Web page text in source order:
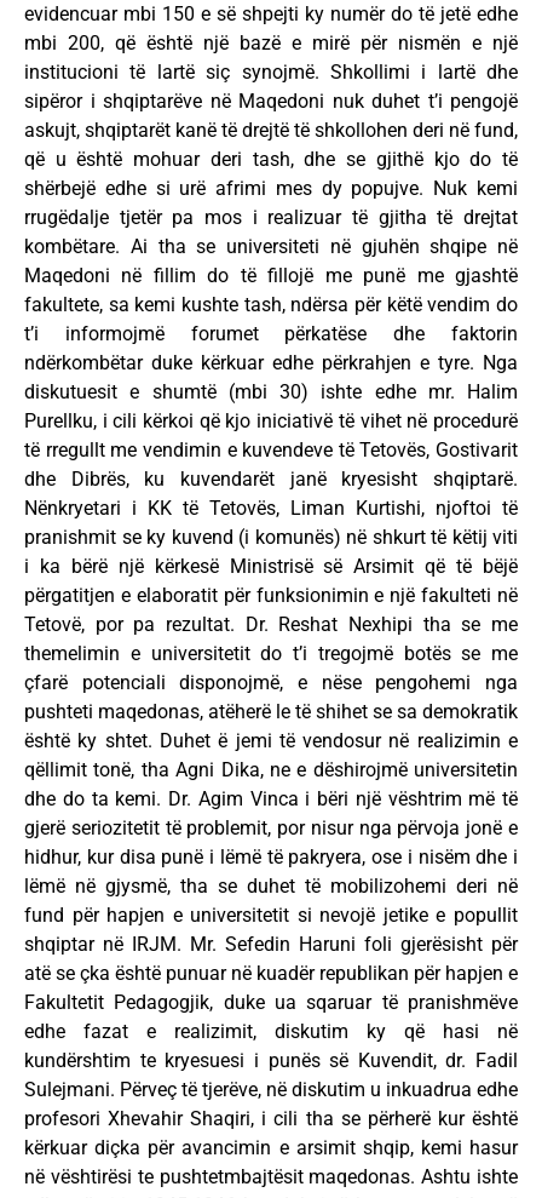
evidencuar mbi 150 e së shpejti ky numër do të jetë edhe
mbi 200, që është një bazë e mirë për nismën e një
institucioni të lartë siç synojmë. Shkollimi i lartë dhe
sipëror i shqiptarëve në Maqedoni nuk duhet t’i pengojë
askujt, shqiptarët kanë të drejtë të shkollohen deri në fund,
që u është mohuar deri tash, dhe se gjithë kjo do të
shërbejë edhe si urë afrimi mes dy popujve. Nuk kemi
rrugëdalje tjetër pa mos i realizuar të gjitha të drejtat
kombëtare. Ai tha se universiteti në gjuhën shqipe në
Maqedoni në fillim do të fillojë me punë me gjashtë
fakultete, sa kemi kushte tash, ndërsa për këtë vendim do
t’i informojmë forumet përkatëse dhe faktorin
ndërkombëtar duke kërkuar edhe përkrahjen e tyre. Nga
diskutuesit e shumtë (mbi 30) ishte edhe mr. Halim
Purellku, i cili kërkoi që kjo iniciativë të vihet në procedurë
të rregullt me vendimin e kuvendeve të Tetovës, Gostivarit
dhe Dibrës, ku kuvendarët janë kryesisht shqiptarë.
Nënkryetari i KK të Tetovës, Liman Kurtishi, njoftoi të
pranishmit se ky kuvend (i komunës) në shkurt të këtij viti
i ka bërë një kërkesë Ministrisë së Arsimit që të bëjë
përgatitjen e elaboratit për funksionimin e një fakulteti në
Tetovë, por pa rezultat. Dr. Reshat Nexhipi tha se me
themelimin e universitetit do t’i tregojmë botës se me
çfarë potenciali disponojmë, e nëse pengohemi nga
pushteti maqedonas, atëherë le të shihet se sa demokratik
është ky shtet. Duhet ë jemi të vendosur në realizimin e
qëllimit tonë, tha Agni Dika, ne e dëshirojmë universitetin
dhe do ta kemi. Dr. Agim Vinca i bëri një vështrim më të
gjerë seriozitetit të problemit, por nisur nga përvoja jonë e
hidhur, kur disa punë i lëmë të pakryera, ose i nisëm dhe i
lëmë në gjysmë, tha se duhet të mobilizohemi deri në
fund për hapjen e universitetit si nevojë jetike e popullit
shqiptar në IRJM. Mr. Sefedin Haruni foli gjerësisht për
atë se çka është punuar në kuadër republikan për hapjen e
Fakultetit Pedagogjik, duke ua sqaruar të pranishmëve
edhe fazat e realizimit, diskutim ky që hasi në
kundërshtim te kryesuesi i punës së Kuvendit, dr. Fadil
Sulejmani. Përveç të tjerëve, në diskutim u inkuadrua edhe
profesori Xhevahir Shaqiri, i cili tha se përherë kur është
kërkuar diçka për avancimin e arsimit shqip, kemi hasur
në vështirësi te pushtetmbajtësit maqedonas. Ashtu ishte